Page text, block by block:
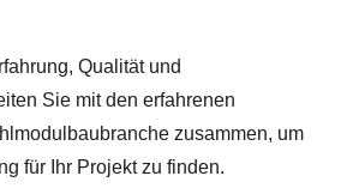
Qualität und
Sie mit den erfahrenen
zusammen, um
für Ihr Projekt zu finden.